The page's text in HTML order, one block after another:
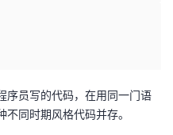
序员写的代码，在用同一门语
同时期风格代码并存。